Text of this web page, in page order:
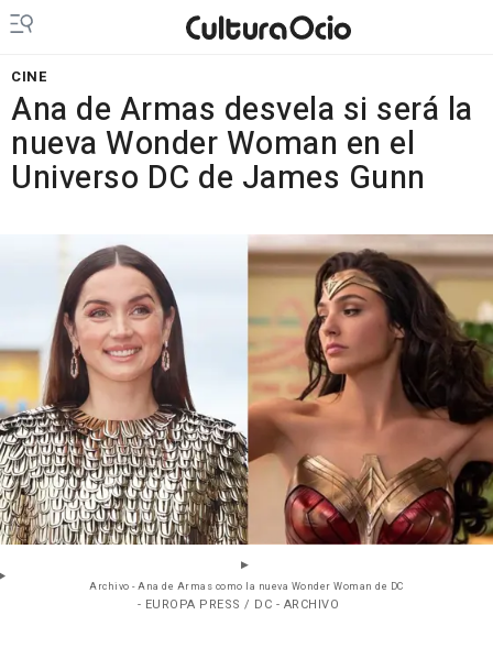
CINE
Ana de Armas desvela si será la
nueva Wonder Woman en el
Universo DC de James Gunn
Archivo - Ana de Armas como la nueva Wonder Woman de DC
- EUROPA PRESS / DC - ARCHIVO